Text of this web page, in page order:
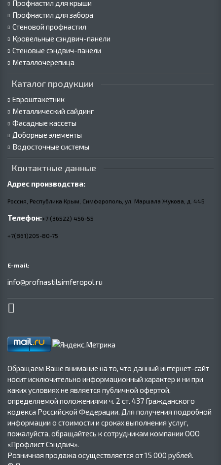
Профнастил для крыши
Профнастил для забора
Стеновой профнастил
Кровельные сэндвич-панели
Стеновые сэндвич-панели
Металлочерепица
Каталог продукции
Евроштакетник
Металлический сайдинг
Фасадные кассеты
Доборные элементы
Водосточные системы
Контактные данные
Адрес производства:
Россия, Республика Крым, Симферополь, ул. Маршала Жукова, д. 44Б
Телефон:+7 (36522) 456-55
+7(861)205-80-75
E-mail:
info@profnastilsimferopol.ru
Обращаем Ваше внимание на то, что данный интернет-сайт
носит исключительно информационный характер и ни при
каких условиях не является публичной офертой,
определяемой положениями ч. 2 ст. 437 Гражданского
кодекса Российской Федерации. Для получения подробной
информации о стоимости и сроках выполнения услуг,
пожалуйста, обращайтесь к сотрудникам компании ООО
«Профлист Сэндвич».
Розничная продажа осуществляется от 15 000 рублей.